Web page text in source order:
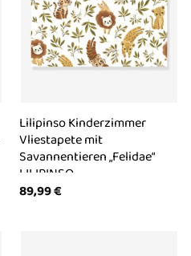
Lilipinso Kinderzimmer
Vliestapete mit
Savannentieren „Felidae“
LILIPINSO
89,99€